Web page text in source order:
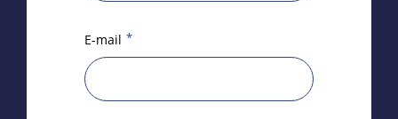
E-mail *